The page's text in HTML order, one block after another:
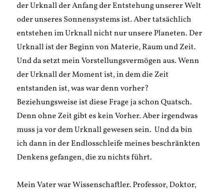
der Urknall der Anfang der Entstehung unserer Welt
oder unseres Sonnensystems ist. Aber tatsächlich
entstehen im Urknall nicht nur unsere Planeten. Der
Urknall ist der Beginn von Materie, Raum und Zeit.
Und da setzt mein Vorstellungsvermögen aus. Wenn
der Urknall der Moment ist, in dem die Zeit
entstanden ist, was war denn vorher?
Beziehungsweise ist diese Frage ja schon Quatsch.
Denn ohne Zeit gibt es kein Vorher. Aber irgendwas
muss ja vor dem Urknall gewesen sein. Und da bin
ich dann in der Endlosschleife meines beschränkten
Denkens gefangen, die zu nichts führt.
Mein Vater war Wissenschaftler. Professor, Doktor,